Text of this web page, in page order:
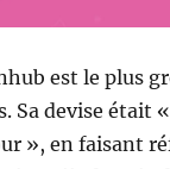
est le plus
Sa devise était
», en faisant